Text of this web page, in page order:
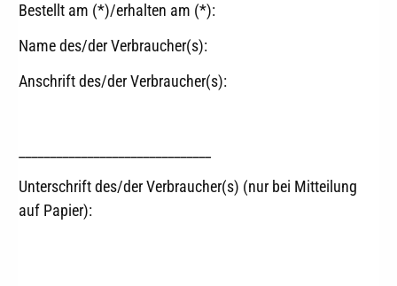
Bestellt am (*)/erhalten am (*):
Name des/der Verbraucher(s):
Anschrift des/der Verbraucher(s):
Unterschrift des/der Verbraucher(s) (nur bei Mitteilung
auf Papier):